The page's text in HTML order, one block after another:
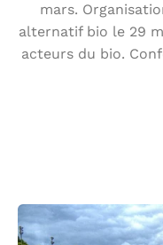
mars.
alternatif bio le 29
acteurs du bio.